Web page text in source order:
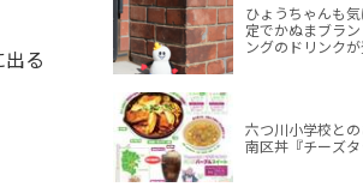
る
ひょうちゃんも
定でかぬまブラ
ングのドリンクが
六つ川小学校と
南区丼『チーズタ